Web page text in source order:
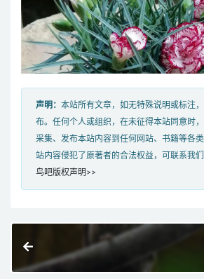
声明： 本站所有文章，如无特殊说明或标注
布。任何个人或组织，在未征得本站同意时，
采集、发布本站内容到任何网站、书籍等各
站内容侵犯了原著者的合法权益，可联系我们
鸟吧版权声明>>